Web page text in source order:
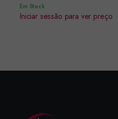
Em Stock
Iniciar sessão para ver preço